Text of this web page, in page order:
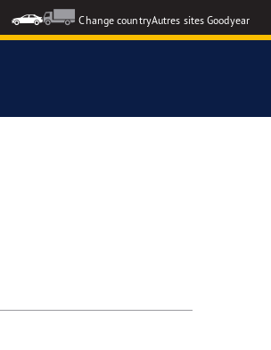
Change countryAutres sites Goodyear